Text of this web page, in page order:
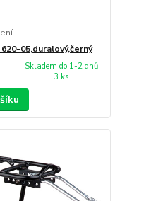
05,duralový,černý
Skladem do 1-2 dnů
3 ks